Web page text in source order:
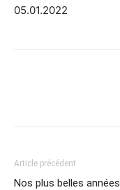
05.01.2022
Article précédent
Nos plus belles années